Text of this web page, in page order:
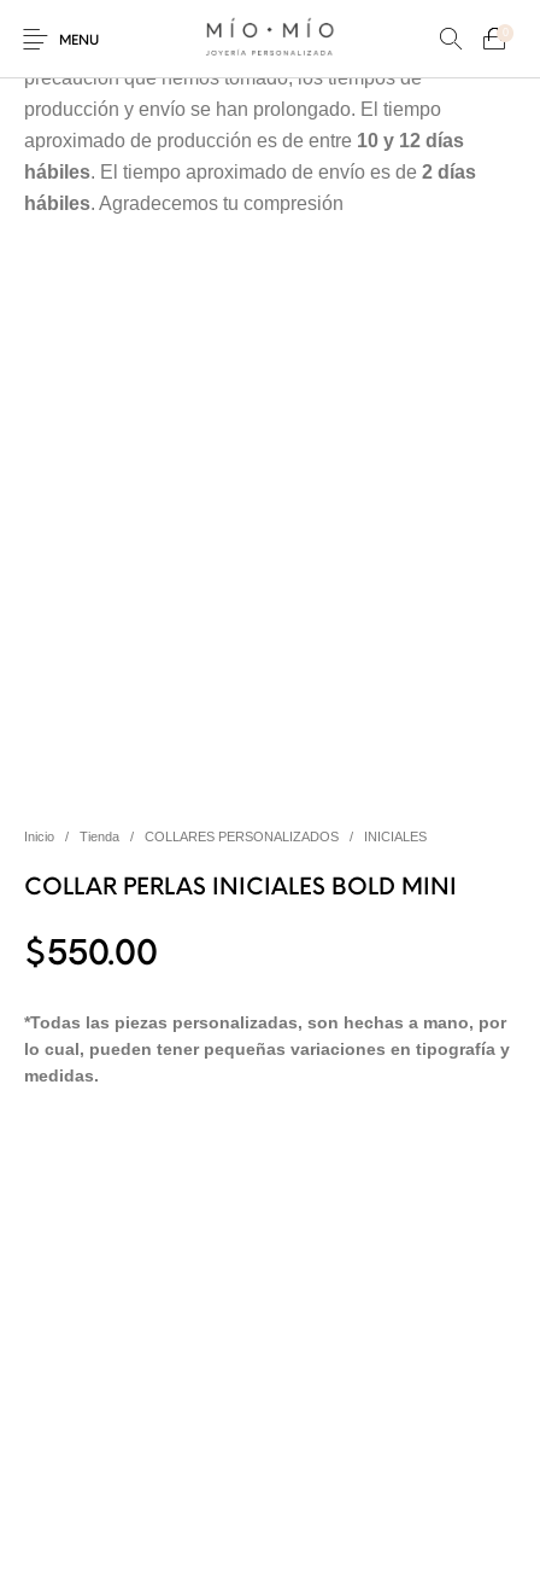
MENU
0
Cada pieza es elaborada en nuestra taller especialmente
para tí, debido a la contingencia y a las medidas de
precaución que hemos tomado, los tiempos de
producción y envío se han prolongado. El tiempo
aproximado de producción es de entre 10 y 12 días
hábiles. El tiempo aproximado de envío es de2 días
hábiles. Agradecemos tu compresión
Inicio / Tienda / COLLARES PERSONALIZADOS / INICIALES
COLLAR PERLAS INICIALES BOLD MINI
$550.00
*Todas las piezas personalizadas, son hechas a mano, por
lo cual, pueden tener pequeñas variaciones en tipografía y
medidas.